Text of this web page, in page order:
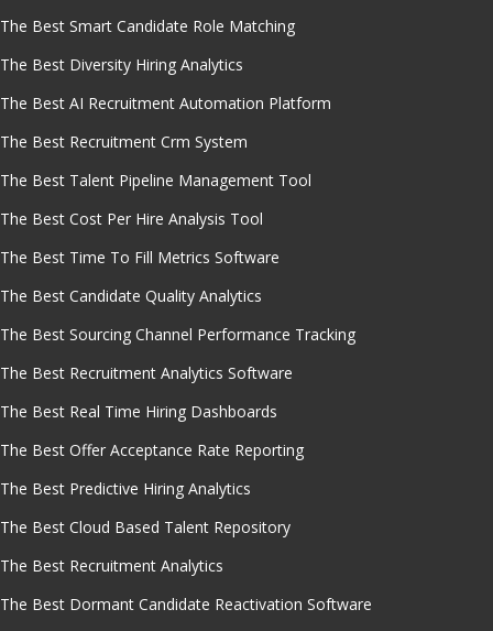
The Best Smart Candidate Role Matching
The Best Diversity Hiring Analytics
The Best AI Recruitment Automation Platform
The Best Recruitment Crm System
The Best Talent Pipeline Management Tool
The Best Cost Per Hire Analysis Tool
The Best Time To Fill Metrics Software
The Best Candidate Quality Analytics
The Best Sourcing Channel Performance Tracking
The Best Recruitment Analytics Software
The Best Real Time Hiring Dashboards
The Best Offer Acceptance Rate Reporting
The Best Predictive Hiring Analytics
The Best Cloud Based Talent Repository
The Best Recruitment Analytics
The Best Dormant Candidate Reactivation Software